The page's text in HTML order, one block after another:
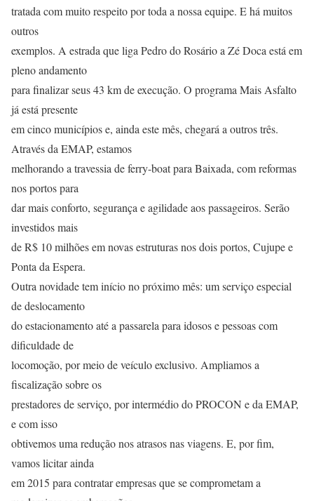
tratada com muito respeito por toda a nossa equipe. E há muitos
outros
exemplos. A estrada que liga Pedro do Rosário a Zé Doca está em
pleno andamento
para finalizar seus 43 km de execução. O programa Mais Asfalto
já está presente
em cinco municípios e, ainda este mês, chegará a outros três.
Através da EMAP, estamos
melhorando a travessia de ferry-boat para Baixada, com reformas
nos portos para
dar mais conforto, segurança e agilidade aos passageiros. Serão
investidos mais
de R$ 10 milhões em novas estruturas nos dois portos, Cujupe e
Ponta da Espera.
Outra novidade tem início no próximo mês: um serviço especial
de deslocamento
do estacionamento até a passarela para idosos e pessoas com
dificuldade de
locomoção, por meio de veículo exclusivo. Ampliamos a
fiscalização sobre os
prestadores de serviço, por intermédio do PROCON e da EMAP,
e com isso
obtivemos uma redução nos atrasos nas viagens. E, por fim,
vamos licitar ainda
em 2015 para contratar empresas que se comprometam a